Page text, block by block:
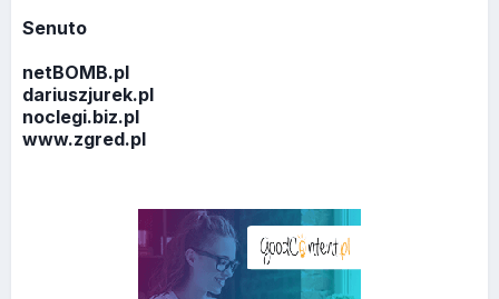
Senuto
netBOMB.pl
dariuszjurek.pl
noclegi.biz.pl
www.zgred.pl